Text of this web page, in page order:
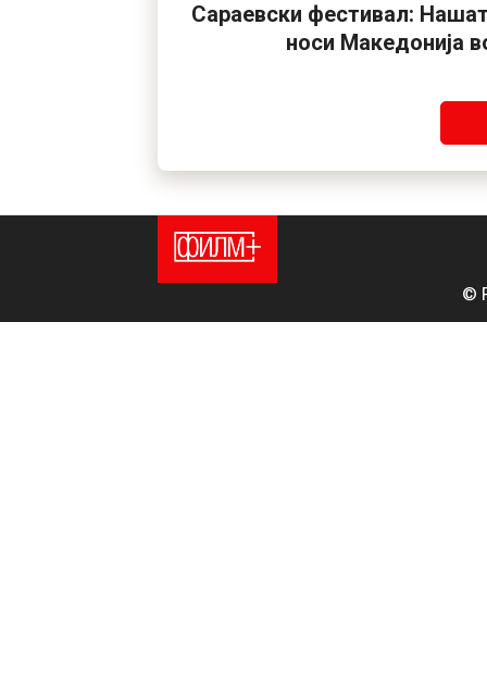
Сараевски фестивал:
носи Македонија
©